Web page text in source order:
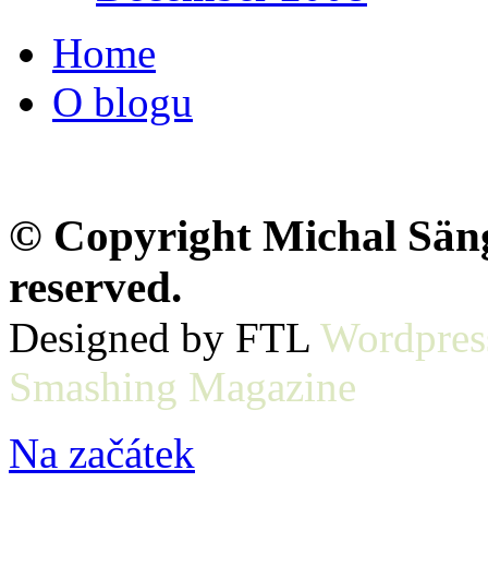
Home
O blogu
© Copyright Michal
reserved.
Designed by FTL
Smashing Magazine
Na začátek